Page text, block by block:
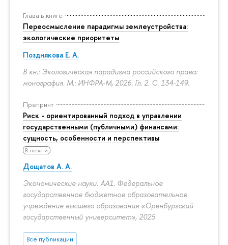
Глава в книге
Переосмысление парадигмы землеустройства:
экологические приоритеты
Позднякова Е. А.
В кн.: Экологическая парадигма российского права:
монография. М.: ИНФРА-М, 2026. Гл. 2. С. 134-149.
Препринт
Риск - ориентированный подход в управлении
государственными (публичными) финансами:
сущность, особенности и перспективы
В печати
Дощатов А. А.
Экономические науки. АА1. Федеральное
государственное бюджетное образовательное
учреждение высшего образования «Оренбургский
государственный университет», 2025
Все публикации